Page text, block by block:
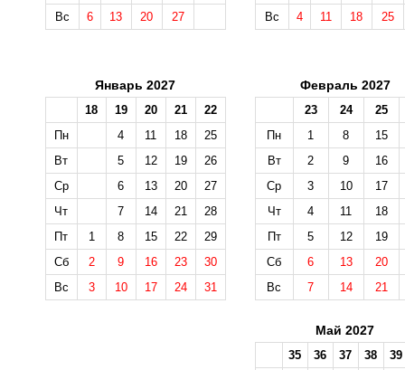
Вс
6 13 20 27
Вс
4 11 18 25
Январь 2027
18 19 20 21
22
Пн
4 11 18
25
Вт
5 12 19
26
Ср
6 13 20
27
Чт
7 14 21
28
Пт
1 8 15 22
29
Сб
2 9 16 23
30
Вс
3 10 17 24 31
Февраль 2027
23 24
25
Пн
1 8
15
Вт
2 9
16
Ср
3 10
17
Чт
4 11
18
Пт
5 12
19
Сб
6 13
20
Вс
7 14 21
Май 2027
35 36 37 38
39